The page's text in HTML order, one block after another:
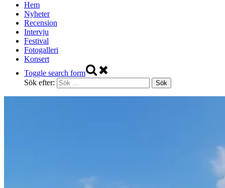
Hem
Nyheter
Recension
Intervju
Festival
Fotogalleri
Konsert
Toggle search form
Sök efter: